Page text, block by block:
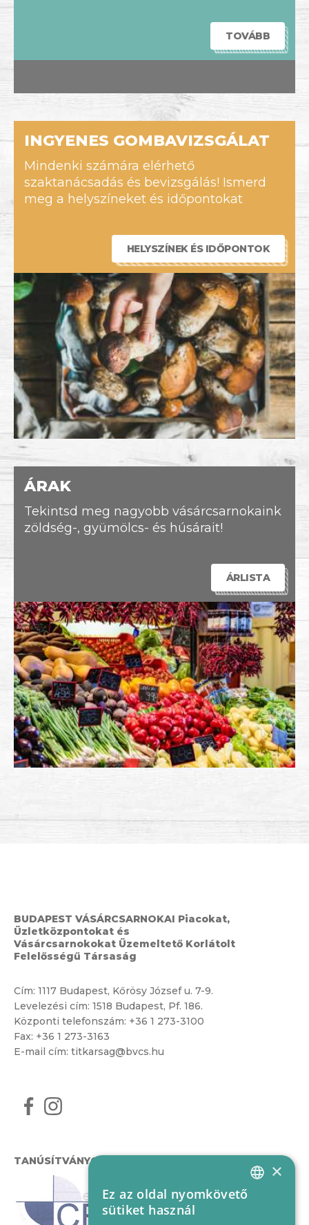
TOVÁBB
INGYENES GOMBAVIZSGÁLAT
Mindenki számára elérhető
szaktanácsadás és bevizsgálás! Ismerd
meg a helyszíneket és időpontokat
HELYSZÍNEK ÉS IDŐPONTOK
ÁRAK
Tekintsd meg nagyobb vásárcsarnokaink
zöldség-, gyümölcs- és húsárait!
ÁRLISTA
BUDAPEST VÁSÁRCSARNOKAI Piacokat,
Üzletközpontokat és
Vásárcsarnokokat Üzemeltető Korlátolt
Felelősségű Társaság
Cím: 1117 Budapest, Kőrösy József u. 7-9.
Levelezési cím: 1518 Budapest, Pf. 186.
Központi telefonszám: +36 1 273-3100
Fax: +36 1 273-3163
E-mail cím: titkarsag@bvcs.hu
TANÚSÍTVÁNYOK
HUNGARIAN
×
Ez az oldal nyomkövető
sütiket használ